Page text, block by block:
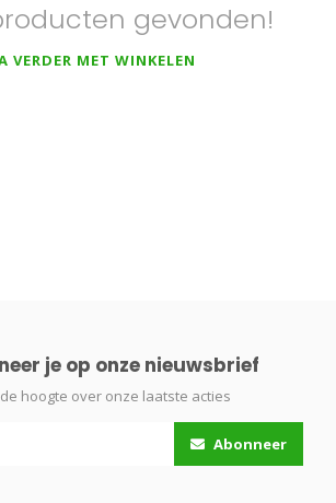
gevonden!
VERDER MET WINKELEN
je op onze nieuwsbrief
hoogte over onze laatste acties
Abonneer